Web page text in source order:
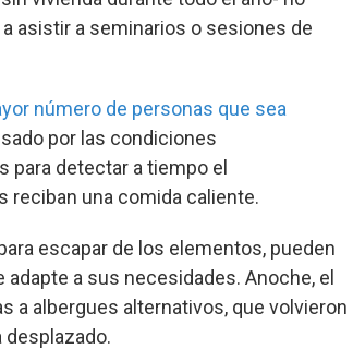
a asistir a seminarios o sesiones de
número de personas que sea
por las condiciones
para detectar a tiempo el
reciban una comida caliente.
escapar de los elementos, pueden
a sus necesidades. Anoche, el
a albergues alternativos, que volvieron
desplazado.